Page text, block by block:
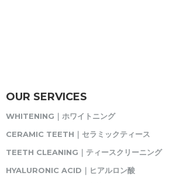
OUR SERVICES
WHITENING｜ホワイトニング
CERAMIC TEETH｜セラミックティース
TEETH CLEANING｜ティースクリーニング
HYALURONIC ACID｜ヒアルロン酸